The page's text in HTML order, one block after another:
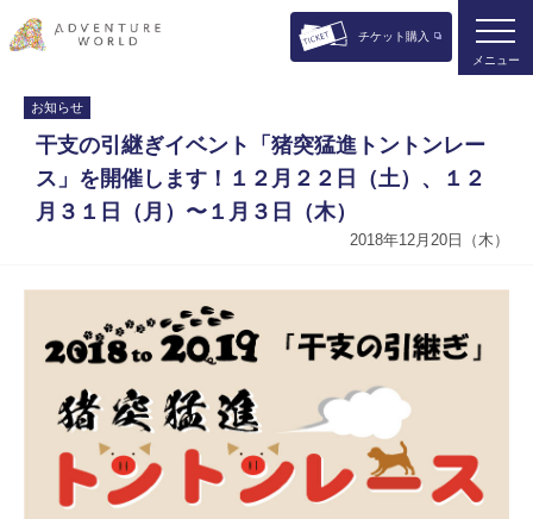
チケット購入
メニュー
お知らせ
干支の引継ぎイベント「猪突猛進トントンレー
ス」を開催します！１２月２２日（土）、１２
月３１日（月）〜１月３日（木）
2018年12月20日（木）